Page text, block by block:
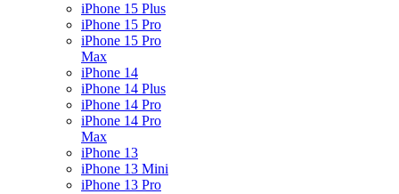
iPhone 15 Plus
iPhone 15 Pro
iPhone 15 Pro
Max
iPhone 14
iPhone 14 Plus
iPhone 14 Pro
iPhone 14 Pro
Max
iPhone 13
iPhone 13 Mini
iPhone 13 Pro